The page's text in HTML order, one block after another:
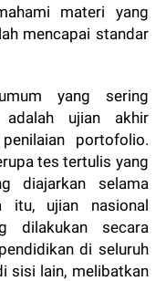
materi yang
mencapai standar
yang sering
adalah ujian akhir
portofolio.
tes tertulis yang
diajarkan selama
itu, ujian nasional
dilakukan secara
di seluruh
sisi lain, melibatkan